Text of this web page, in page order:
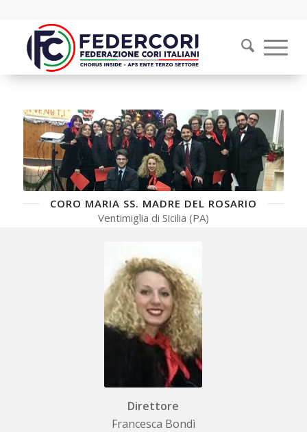
CORO MARIA SS. MADRE DEL ROSARIO
Ventimiglia di Sicilia (PA)
Direttore
Francesca Bondì